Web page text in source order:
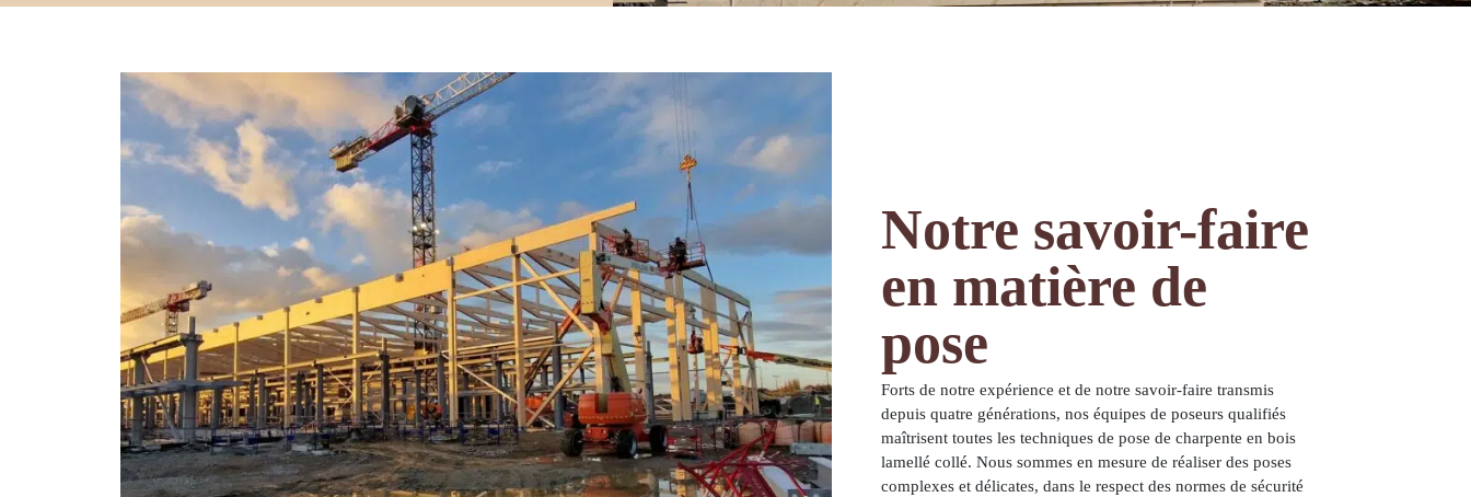
Notre savoir-faire
en matière de
pose
Forts de notre expérience et de notre savoir-faire transmis
depuis quatre générations, nos équipes de poseurs qualifiés
maîtrisent toutes les techniques de pose de charpente en bois
lamellé collé. Nous sommes en mesure de réaliser des poses
complexes et délicates, dans le respect des normes de sécurité